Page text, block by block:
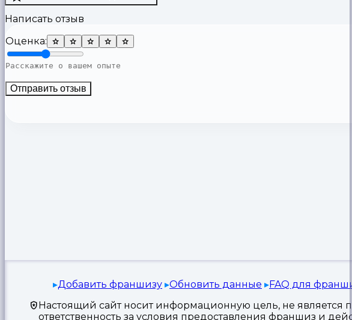
Написать отзыв
Оценка:
Отправить отзыв
Добавить франшизу Обновить данные
FAQ для
Настоящий сайт носит информационную цель, не является
ответственность за условия предоставления франшиз и